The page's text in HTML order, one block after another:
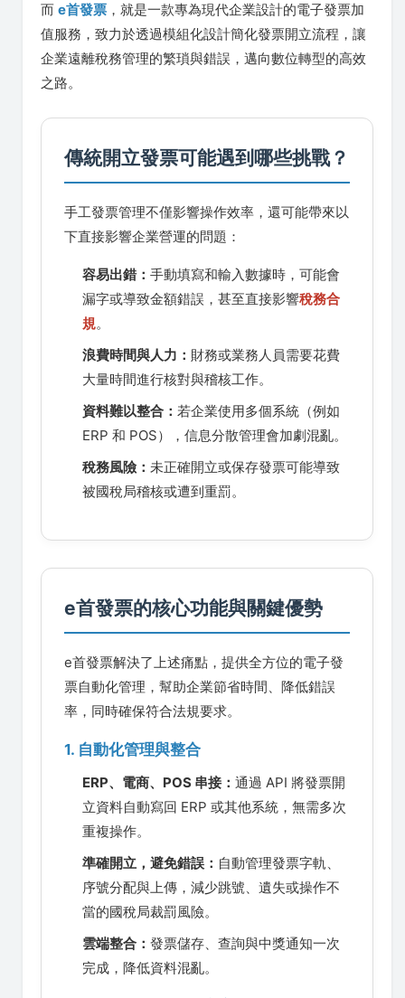
而 e首發票 ，就是一款專為現代企業設計的電子發票加
值服務，致力於透過模組化設計簡化發票開立流程，讓
企業遠離稅務管理的繁瑣與錯誤，邁向數位轉型的高效
之路。
傳統開立發票可能遇到哪些挑戰？
手工發票管理不僅影響操作效率，還可能帶來以
下直接影響企業營運的問題：
容易出錯： 手動填寫和輸入數據時，可能會
漏字或導致金額錯誤，甚至直接影響稅務合
規。
浪費時間與人力： 財務或業務人員需要花費
大量時間進行核對與稽核工作。
資料難以整合： 若企業使用多個系統（例如
ERP 和 POS），信息分散管理會加劇混亂。
稅務風險： 未正確開立或保存發票可能導致
被國稅局稽核或遭到重罰。
e首發票的核心功能與關鍵優勢
e首發票解決了上述痛點，提供全方位的電子發
票自動化管理，幫助企業節省時間、降低錯誤
率，同時確保符合法規要求。
1. 自動化管理與整合
ERP、電商、POS 串接： 通過 API 將發票開
立資料自動寫回 ERP 或其他系統，無需多次
重複操作。
準確開立，避免錯誤： 自動管理發票字軌、
序號分配與上傳，減少跳號、遺失或操作不
當的國稅局裁罰風險。
雲端整合： 發票儲存、查詢與中獎通知一次
完成，降低資料混亂。